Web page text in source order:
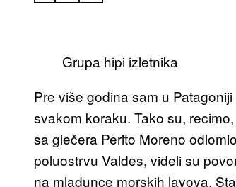
Grupa hipi izletnika
Pre više godina sam u
svakom koraku. Tako su,
sa glečera Perito Moreno
poluostrvu Valdes, videli su
na mladunce morskih lavova.